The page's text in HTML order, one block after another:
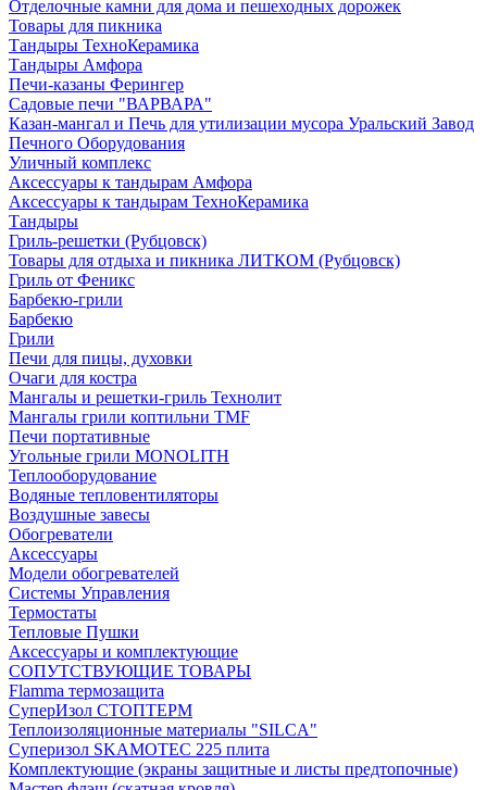
Отделочные камни для дома и пешеходных дорожек
Товары для пикника
Тандыры ТехноКерамика
Тандыры Амфора
Печи-казаны Ферингер
Садовые печи "ВАРВАРА"
Казан-мангал и Печь для утилизации мусора Уральский Завод
Печного Оборудования
Уличный комплекс
Аксессуары к тандырам Амфора
Аксессуары к тандырам ТехноКерамика
Тандыры
Гриль-решетки (Рубцовск)
Товары для отдыха и пикника ЛИТКОМ (Рубцовск)
Гриль от Феникс
Барбекю-грили
Барбекю
Грили
Печи для пицы, духовки
Очаги для костра
Мангалы и решетки-гриль Технолит
Мангалы грили коптильни TMF
Печи портативные
Угольные грили MONOLITH
Теплооборудование
Водяные тепловентиляторы
Воздушные завесы
Обогреватели
Аксессуары
Модели обогревателей
Системы Управления
Термостаты
Тепловые Пушки
Аксессуары и комплектующие
СОПУТСТВУЮЩИЕ ТОВАРЫ
Flamma термозащита
СуперИзол СТОПТЕРМ
Теплоизоляционные материалы "SILCA"
Суперизол SKAMOTEC 225 плита
Комплектующие (экраны защитные и листы предтопочные)